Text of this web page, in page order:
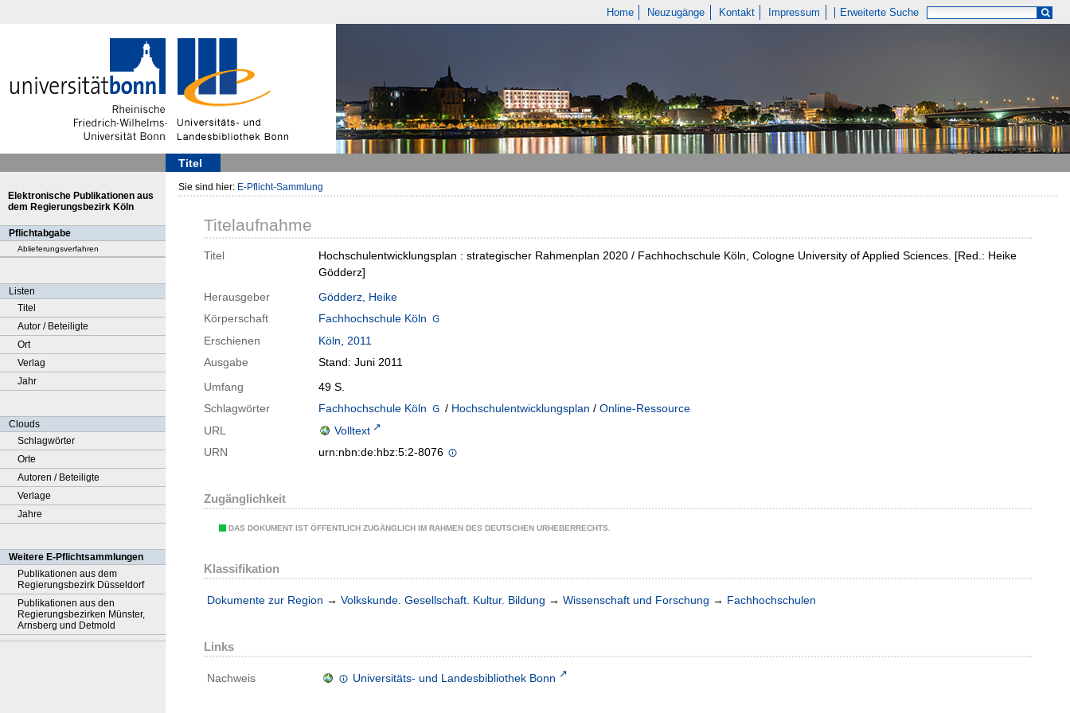
Home Neuzugänge Kontakt Impressum Erweiterte Suche
Titel
Elektronische Publikationen aus
dem Regierungsbezirk Köln
Pflichtabgabe
Ablieferungsverfahren
Listen
Titel
Autor / Beteiligte
Ort
Verlag
Jahr
Clouds
Schlagwörter
Orte
Autoren / Beteiligte
Verlage
Jahre
Weitere E-Pflichtsammlungen
Publikationen aus dem
Regierungsbezirk Düsseldorf
Publikationen aus den
Regierungsbezirken Münster,
Arnsberg und Detmold
Sie sind hier: E-Pflicht-Sammlung
Titelaufnahme
Titel
Hochschulentwicklungsplan : strategischer Rahmenplan 2020 / Fachhochschule Köln, Cologne University of Applied Sciences. [Red.: Heike
Gödderz]
Herausgeber
Gödderz, Heike
Körperschaft
Fachhochschule Köln
Erschienen
Köln, 2011
Ausgabe
Stand: Juni 2011
Umfang
49 S.
Schlagwörter
Fachhochschule Köln / Hochschulentwicklungsplan / Online-Ressource
URL
Volltext
URN
urn:nbn:de:hbz:5:2-8076
Zugänglichkeit
DAS DOKUMENT IST ÖFFENTLICH ZUGÄNGLICH IM RAHMEN DES DEUTSCHEN URHEBERRECHTS.
Klassifikation
Dokumente zur Region → Volkskunde. Gesellschaft. Kultur. Bildung → Wissenschaft und Forschung → Fachhochschulen
Links
Nachweis Universitäts- und Landesbibliothek Bonn